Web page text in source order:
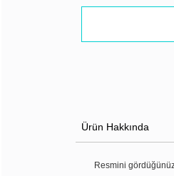
Ürün Hakkında
Resmini